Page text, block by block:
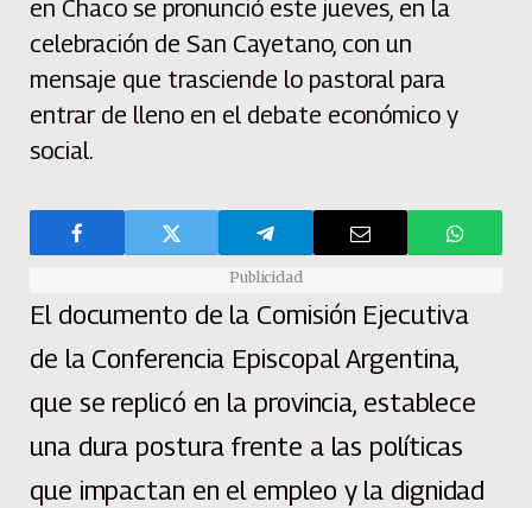
en Chaco se pronunció este jueves, en la
celebración de San Cayetano, con un
mensaje que trasciende lo pastoral para
entrar de lleno en el debate económico y
social.
Publicidad
El documento de la Comisión Ejecutiva
de la Conferencia Episcopal Argentina,
que se replicó en la provincia, establece
una dura postura frente a las políticas
que impactan en el empleo y la dignidad